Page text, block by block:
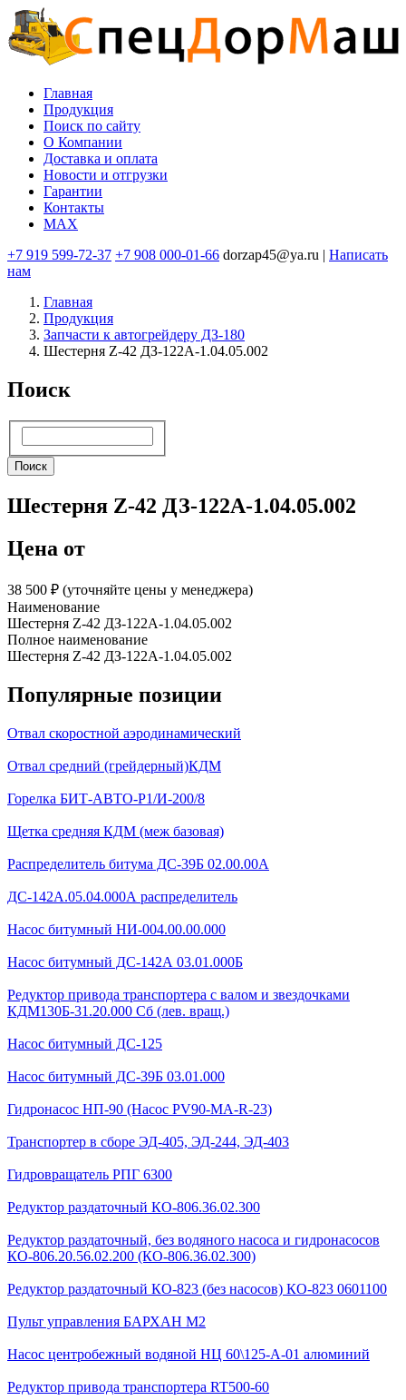
Перейти
к
основному
содержанию
Основная
навигация
Главная
Продукция
Поиск по сайту
O Компании
Доставка и оплата
Новости и отгрузки
Гарантии
Контакты
MAX
+7 919 599-72-37 +7 908 000-01-66 dorzap45@ya.ru | Написать
нам
Главная
Продукция
Запчасти к автогрейдеру ДЗ-180
Шестерня Z-42 ДЗ-122А-1.04.05.002
Поиск
Поиск
Шестерня Z-42 ДЗ-122А-1.04.05.002
Цена от
38 500 ₽︁ (уточняйте цены у менеджера)
Наименование
Шестерня Z-42 ДЗ-122А-1.04.05.002
Полное наименование
Шестерня Z-42 ДЗ-122А-1.04.05.002
Популярные позиции
Отвал скоростной аэродинамический
Отвал средний (грейдерный)КДМ
Горелка БИТ-АВТО-Р1/И-200/8
Щетка средняя КДМ (меж базовая)
Распределитель битума ДС-39Б 02.00.00А
ДС-142А.05.04.000А распределитель
Насос битумный НИ-004.00.00.000
Насос битумный ДС-142А 03.01.000Б
Редуктор привода транспортера с валом и звездочками
КДМ130Б-31.20.000 Сб (лев. вращ.)
Насос битумный ДС-125
Насос битумный ДС-39Б 03.01.000
Гидронасос НП-90 (Насос PV90-MA-R-23)
Транспортер в сборе ЭД-405, ЭД-244, ЭД-403
Гидровращатель РПГ 6300
Редуктор раздаточный КО-806.36.02.300
Редуктор раздаточный, без водяного насоса и гидронасосов
КО-806.20.56.02.200 (КО-806.36.02.300)
Редуктор раздаточный КО-823 (без насосов) КО-823 0601100
Пульт управления БАРХАН М2
Насос центробежный водяной НЦ 60\125-А-01 алюминий
Редуктор привода транспортера RT500-60